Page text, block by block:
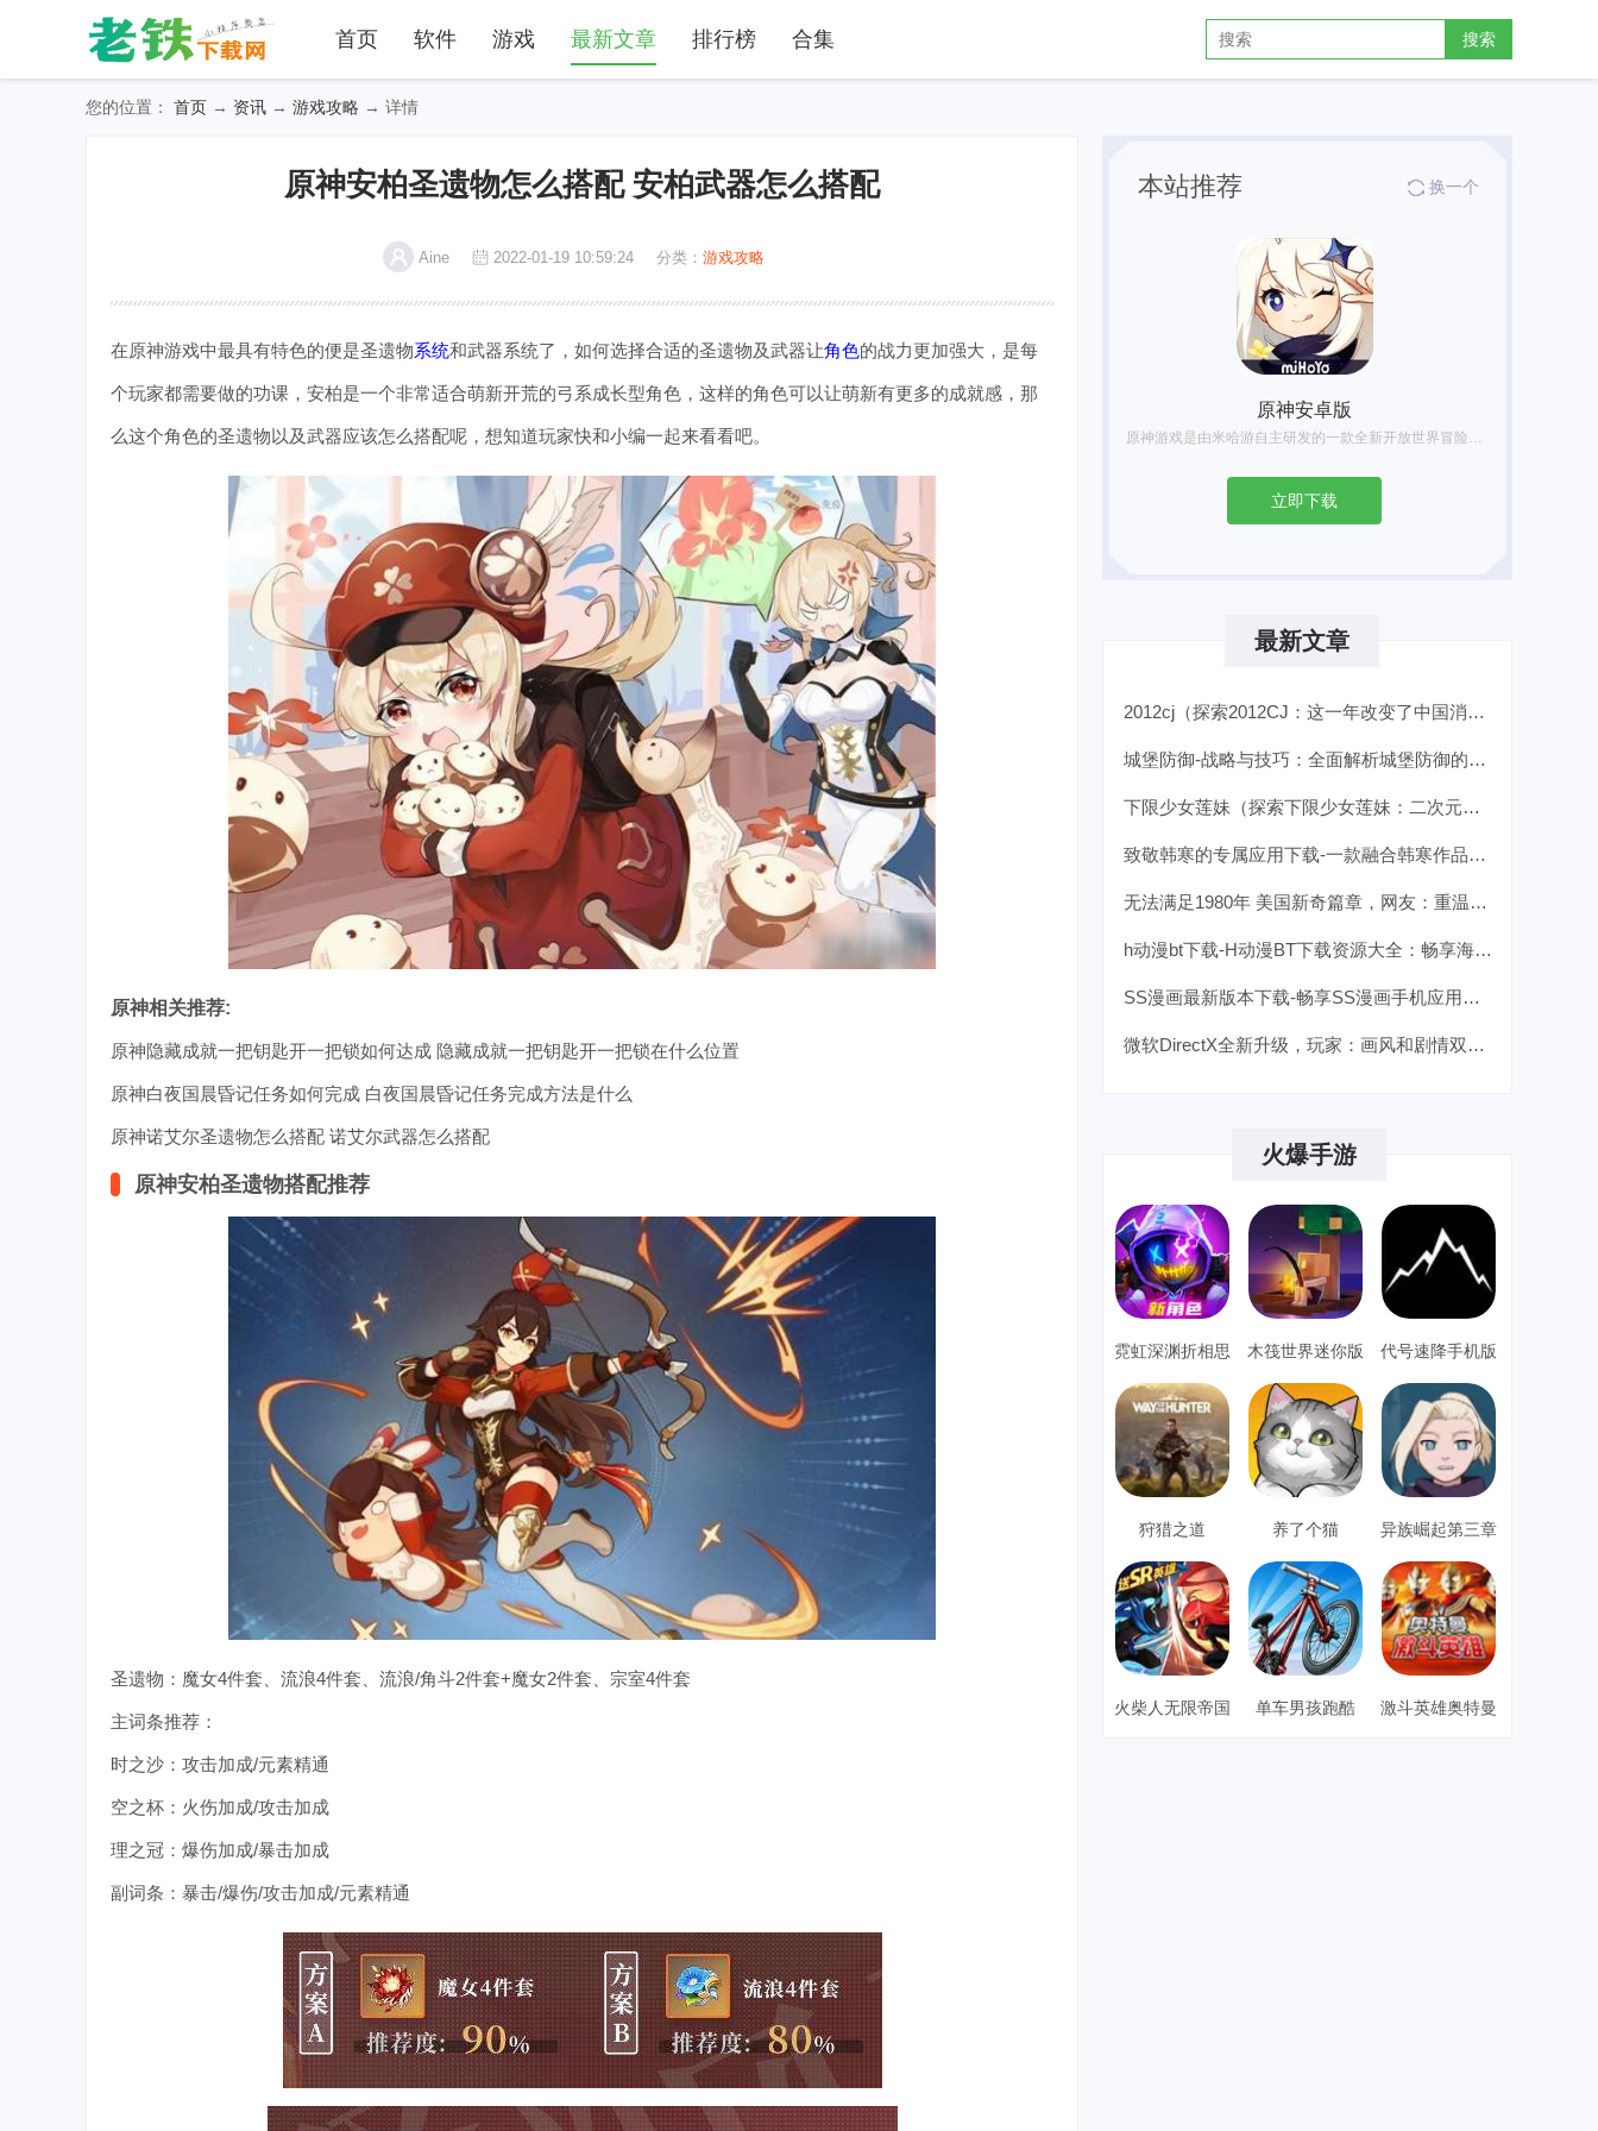
首页 软件 游戏 最新文章 排行榜 合集 搜索
您的位置： 首页 → 资讯 → 游戏攻略 → 详情
原神安柏圣遗物怎么搭配 安柏武器怎么搭配
Aine 2022-01-19 10:59:24 分类： 游戏攻略
在原神游戏中最具有特色的便是圣遗物系统和武器系统了，如何选择合适的圣遗物及武器让角色的战力更加强大，是每
个玩家都需要做的功课，安柏是一个非常适合萌新开荒的弓系成长型角色，这样的角色可以让萌新有更多的成就感，那
么这个角色的圣遗物以及武器应该怎么搭配呢，想知道玩家快和小编一起来看看吧。
原神相关推荐:
原神隐藏成就一把钥匙开一把锁如何达成 隐藏成就一把钥匙开一把锁在什么位置
原神白夜国晨昏记任务如何完成 白夜国晨昏记任务完成方法是什么
原神诺艾尔圣遗物怎么搭配 诺艾尔武器怎么搭配
原神安柏圣遗物搭配推荐
圣遗物：魔女4件套、流浪4件套、流浪/角斗2件套+魔女2件套、宗室4件套
主词条推荐：
时之沙：攻击加成/元素精通
空之杯：火伤加成/攻击加成
理之冠：爆伤加成/暴击加成
副词条：暴击/爆伤/攻击加成/元素精通
本站推荐 换一个
原神安卓版
原神游戏是由米哈游自主研发的一款全新开放世界冒险游戏。原神游戏发生在一个被称作「提瓦特」的幻想世界，在这里，被神选中的人将被授予「神之眼」，引导元素之力。在原神游戏中你将扮演一位名为「旅行者」的神秘角色，在自由的旅行中邂逅性格各异、能力独特的同伴们，和他们一起击败强敌，找回失散的亲人——同时，逐步发掘「原神」的真相。
立即下载
最新文章
2012cj（探索2012CJ：这一年改变了中国消费市场的关键趋势）
城堡防御-战略与技巧：全面解析城堡防御的关键要素
下限少女莲妹（探索下限少女莲妹：二次元文化中的另类角色魅力）
致敬韩寒的专属应用下载-一款融合韩寒作品的阅读APP最新版本
无法满足1980年 美国新奇篇章，网友：重温经典，体验不一样的精彩！
h动漫bt下载-H动漫BT下载资源大全：畅享海量高品质作品
SS漫画最新版本下载-畅享SS漫画手机应用安卓正式版v2.3.5
微软DirectX全新升级，玩家：画风和剧情双重提升，游戏体验前所未有！
火爆手游
霓虹深渊折相思
单机安卓
木筏世界迷你版 代号速降手机版
狩猎之道 养了个猫 异族崛起第三章
火柴人无限帝国 单车男孩跑酷 激斗英雄奥特曼